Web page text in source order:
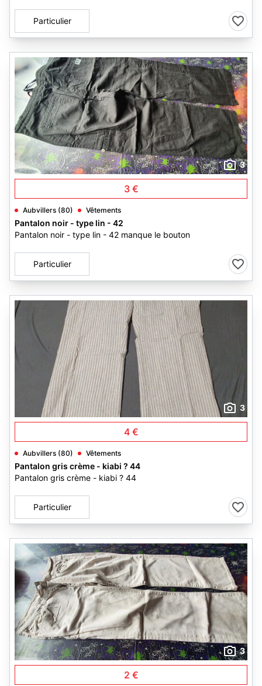
Particulier
3
3 €
Aubvillers (80) Vêtements
Pantalon noir - type lin - 42
Pantalon noir - type lin - 42 manque le bouton
Particulier
3
4 €
Aubvillers (80) Vêtements
Pantalon gris crème - kiabi ? 44
Pantalon gris crème - kiabi ? 44
Particulier
3
2 €